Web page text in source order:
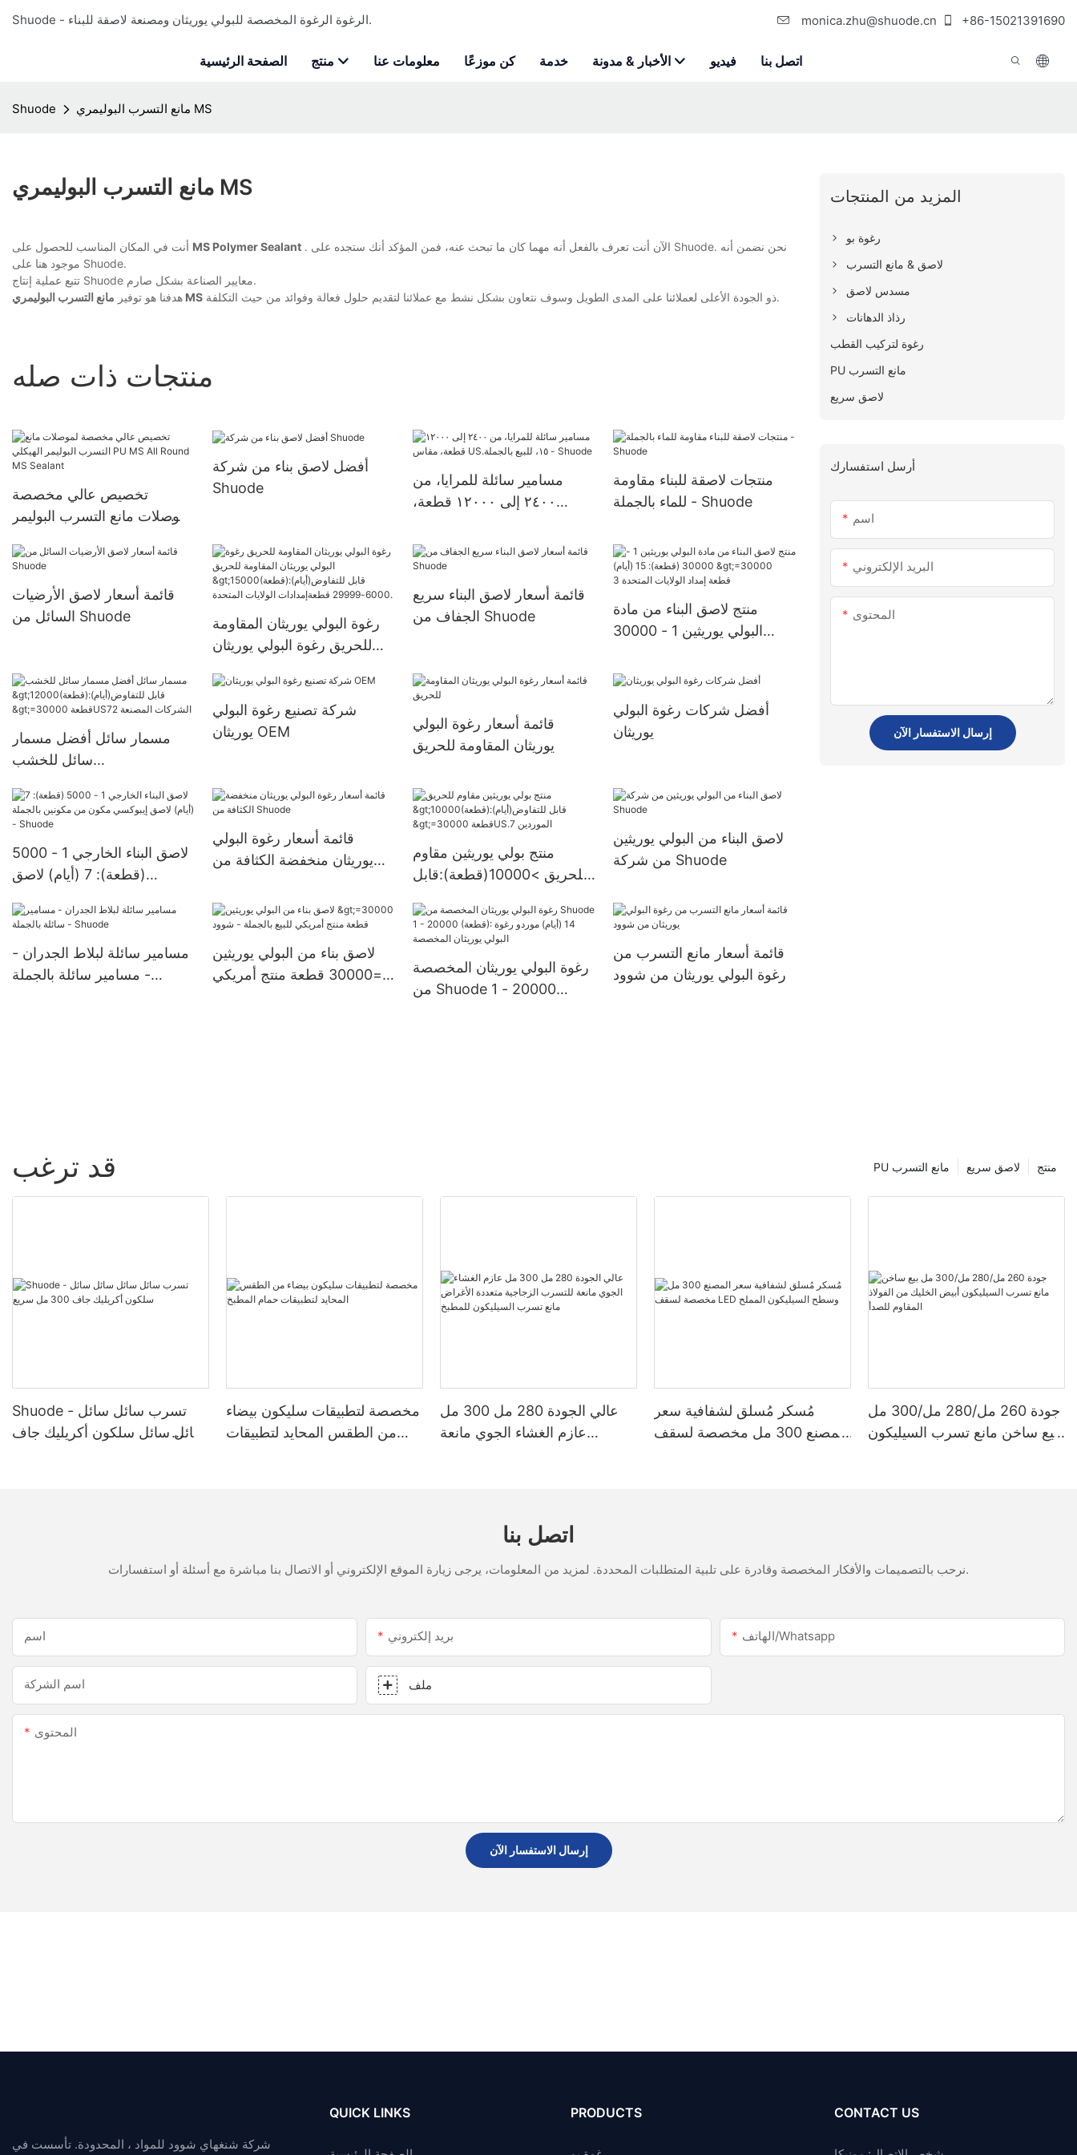
Shuode - الرغوة الرغوة المخصصة للبولي يوريثان ومصنعة لاصقة للبناء. monica.zhu@shuode.cn +86-15021391690
الصفحة الرئيسية منتج معلومات عنا كن موزعًا خدمة الأخبار & مدونة فيديو اتصل بنا
Shuode مانع التسرب البوليمري MS
مانع التسرب البوليمري MS
MS Polymer Sealant . الآن أنت تعرف بالفعل أنه مهما كان ما تبحث عنه، فمن المؤكد أنك ستجده على Shuode. نحن نضمن أنه
موجود هنا على Shuode.
تتبع عملية إنتاج Shuode معايير الصناعة بشكل صارم.
هدفنا هو توفير مانع التسرب البوليمري MS ذو الجودة الأعلى لعملائنا على المدى الطويل وسوف نتعاون بشكل نشط مع عملائنا لتقديم حلول فعالة وفوائد من حيث التكلفة.
منتجات ذات صله
تخصيص عالي مخصصة
لموصلات مانع التسرب البوليمر
MS Sealant
أفضل لاصق بناء من شركة
Shuode
مسامير سائلة للمرايا، من
٢٤٠٠ إلى ١٢٠٠٠ قطعة،
Shuode
منتجات لاصقة للبناء مقاومة
للماء بالجملة - Shuode
قائمة أسعار لاصق الأرضيات
السائل من Shuode
رغوة البولي يوريثان المقاومة
للحريق رغوة البولي يوريثان
>15000(قطعة):قابل
للتفاوض(أيام) 6000-29999
قائمة أسعار لاصق البناء سريع
الجفاف من Shuode
منتج لاصق البناء من مادة
البولي يوريثين 1 - 30000
قطعة إمداد الولايات المتحدة 3
مسمار سائل أفضل مسمار
سائل للخشب
للتفاوض(أيام) >=30000
شركة تصنيع رغوة البولي
يوريثان OEM
قائمة أسعار رغوة البولي
يوريثان المقاومة للحريق
أفضل شركات رغوة البولي
يوريثان
لاصق البناء الخارجي 1 - 5000
(قطعة): 7 (أيام) لاصق
بالجملة - Shuode
قائمة أسعار رغوة البولي
يوريثان منخفضة الكثافة من
منتج بولي يوريثين مقاوم
للحريق >10000(قطعة):قابل
قطعةUS.7 الموردين
لاصق البناء من البولي يوريثين
من شركة Shuode
مسامير سائلة لبلاط الجدران -
مسامير سائلة بالجملة -
لاصق بناء من البولي يوريثين
>=30000 قطعة منتج أمريكي
رغوة البولي يوريثان المخصصة
من Shuode 1 - 20000
قائمة أسعار مانع التسرب من
رغوة البولي يوريثان من شوود
المزيد من المنتجات
رغوة بو
لاصق & مانع التسرب
مسدس لاصق
رذاذ الدهانات
رغوة لتركيب القطب
PU مانع التسرب
لاصق سريع
أرسل استفسارك
اسم
البريد الإلكتروني
المحتوى
إرسال الاستفسار الآن
قد ترغب منتج لاصق سريع PU مانع التسرب
Shuode - تسرب سائل سائل
سائل سائل سلكون أكريليك جاف
مخصصة لتطبيقات سليكون بيضاء
من الطقس المحايد لتطبيقات
عالي الجودة 280 مل 300 مل
عازم الغشاء الجوي مانعة
مُسكر مُسلق لشفافية سعر
المصنع 300 مل مخصصة لسقف
جودة 260 مل/280 مل/300 مل
بيع ساخن مانع تسرب السيليكون
اتصل بنا
نرحب بالتصميمات والأفكار المخصصة وقادرة على تلبية المتطلبات المحددة. لمزيد من المعلومات، يرجى زيارة الموقع الإلكتروني أو الاتصال بنا مباشرة مع أسئلة أو استفسارات.
اسم بريد إلكتروني الهاتف/whatsapp
اسم الشركة ملف
المحتوى
إرسال الاستفسار الآن
شركة شنغهاي شوود للمواد ، المحدودة. تأسست في
QUICK LINKS PRODUCTS CONTACT US